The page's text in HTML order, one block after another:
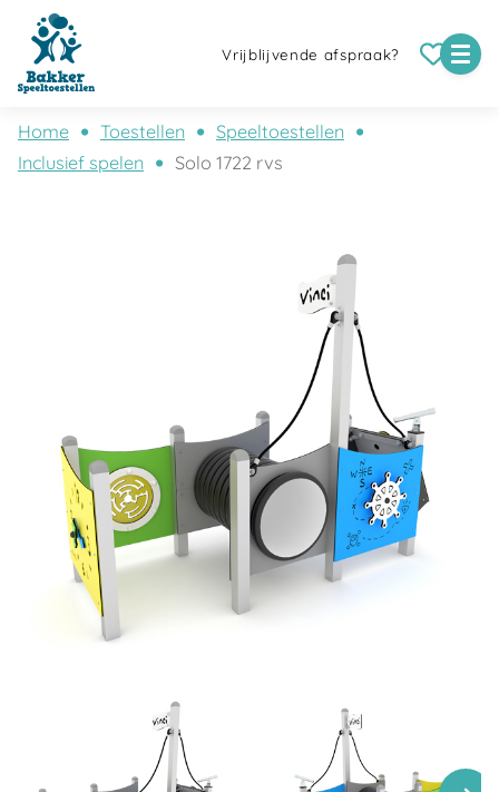
Vrijblijvende afspraak?
Home Toestellen
Speeltoestellen
Inclusief spelen
Solo 1722 rvs